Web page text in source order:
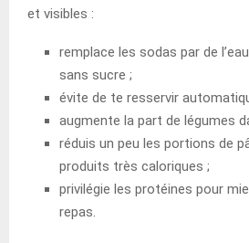
et visibles :
remplace les sodas par de
sans sucre ;
évite de te resservir
augmente la part de légumes
réduis un peu les portions de
produits très caloriques ;
privilégie les protéines pour
repas.